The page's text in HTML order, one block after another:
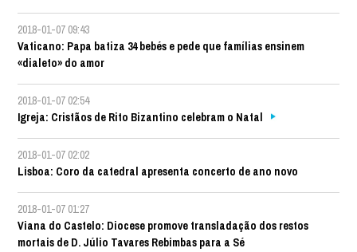
2018-01-07 09:43
Vaticano: Papa batiza 34 bebés e pede que famílias ensinem
«dialeto» do amor
2018-01-07 02:54
Igreja: Cristãos de Rito Bizantino celebram o Natal
2018-01-07 02:02
Lisboa: Coro da catedral apresenta concerto de ano novo
2018-01-07 01:27
Viana do Castelo: Diocese promove transladação dos restos
mortais de D. Júlio Tavares Rebimbas para a Sé